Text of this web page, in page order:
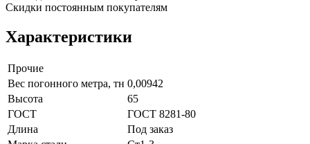
Скидки постоянным покупателям
Характеристики
Прочие
Вес погонного метра, тн 0,00942
Высота
65
ГОСТ
ГОСТ 8281-80
Длина
Под заказ